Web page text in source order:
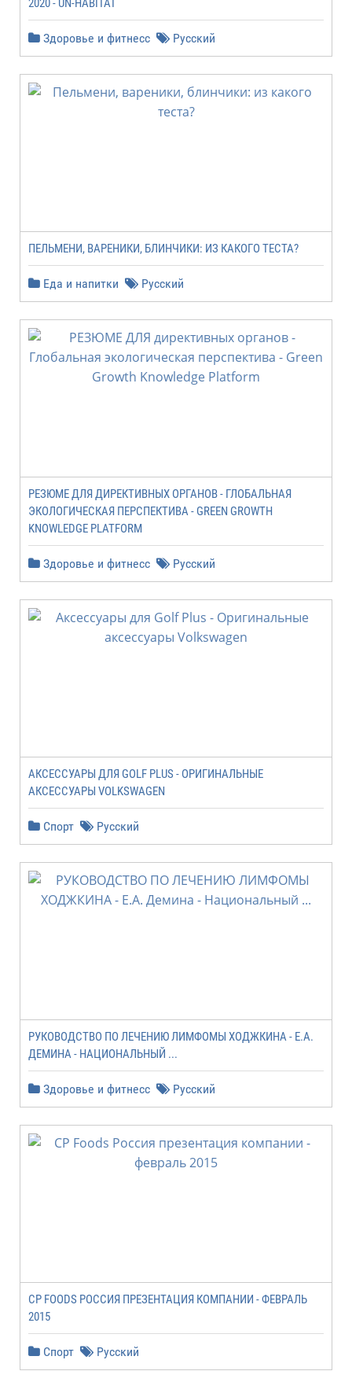
2020 - UN-HABITAT
Здоровье и фитнесс Русский
ПЕЛЬМЕНИ, ВАРЕНИКИ, БЛИНЧИКИ: ИЗ КАКОГО ТЕСТА?
Еда и напитки Русский
PЕЗЮМЕ ДЛЯ ДИРЕКТИВНЫХ ОРГАНОВ - ГЛОБАЛЬНАЯ
ЭКОЛОГИЧЕСКАЯ ПЕРСПЕКТИВА - GREEN GROWTH
KNOWLEDGE PLATFORM
Здоровье и фитнесс Русский
АКСЕССУАРЫ ДЛЯ GOLF PLUS - ОРИГИНАЛЬНЫЕ
АКСЕССУАРЫ VOLKSWAGEN
Спорт Русский
РУКОВОДСТВО ПО ЛЕЧЕНИЮ ЛИМФОМЫ ХОДЖКИНА - Е.А.
ДЕМИНА - НАЦИОНАЛЬНЫЙ ...
Здоровье и фитнесс Русский
CP FOODS РОССИЯ ПРЕЗЕНТАЦИЯ КОМПАНИИ - ФЕВРАЛЬ
2015
Спорт Русский